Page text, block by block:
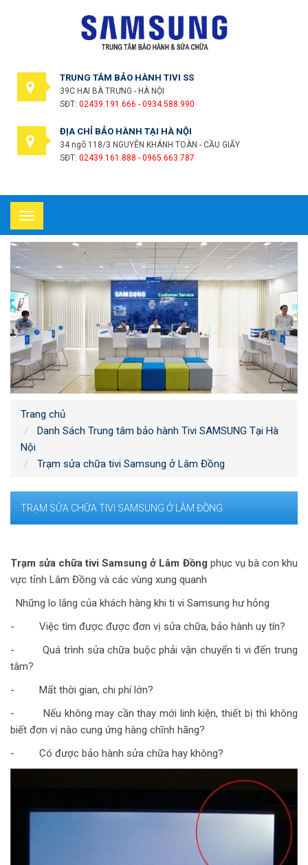
TRUNG TÂM BẢO HÀNH TIVI SS
39C HAI BÀ TRƯNG - HÀ NỘI
SĐT: 02439.191.666 - 0934.588.990
ĐỊA CHỈ BẢO HÀNH TẠI HÀ NỘI
34 ngõ 118/3 NGUYỄN KHÁNH TOÀN - CẦU GIẤY
SĐT: 02439.161.888 - 0965.663.787
Toggle
navigation
Trang chủ
Danh Sách Trung tâm bảo hành Tivi SAMSUNG Tại Hà
Nội
Trạm sửa chữa tivi Samsung ở Lâm Đồng
TRẠM SỬA CHỮA TIVI SAMSUNG Ở LÂM ĐỒNG
Trạm sửa chữa tivi Samsung ở Lâm Đồng phục vụ bà con khu
vực tỉnh Lâm Đồng và các vùng xung quanh
Những lo lắng của khách hàng khi ti vi Samsung hư hỏng
- Việc tìm được được đơn vị sửa chữa, bảo hành uy tín?
- Quá trình sửa chữa buộc phải vận chuyển ti vi đến trung
tâm?
- Mất thời gian, chi phí lớn?
- Nếu không may cần thay mới linh kiện, thiết bị thì không
biết đơn vị nào cung ứng hàng chĩnh hãng?
- Có được bảo hành sửa chữa hay không?